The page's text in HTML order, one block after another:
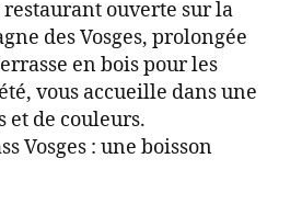
restaurant ouverte sur la
des Vosges, prolongée
en bois pour les
vous accueille dans une
et de couleurs.
Vosges : une boisson